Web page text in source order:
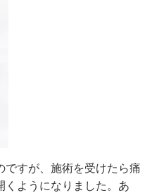
すが、施術を受けたら痛
くようになりました。あ